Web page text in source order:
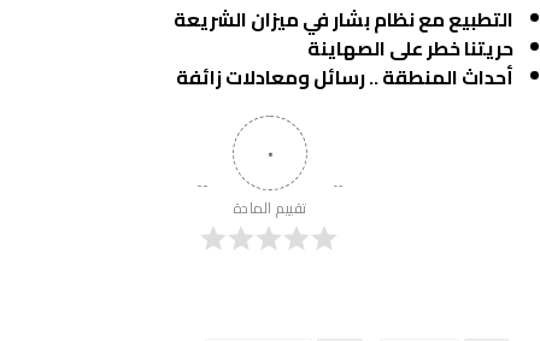
التطبيع مع نظام بشار في ميزان الشريعة
حريتنا خطر على الصهاينة
أحداث المنطقة .. رسائل ومعادلات زائفة
٠
تقييم المادة